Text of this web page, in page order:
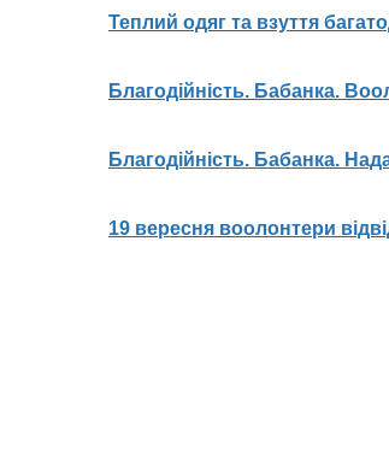
Теплий одяг та взуття
Благодійність. Бабанка.
Благодійність. Бабанка.
19 вересня воолонтери